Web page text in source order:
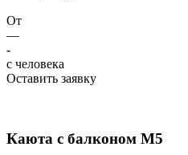
От
—
-
c человека
Оставить заявку
Каюта с балконом M5